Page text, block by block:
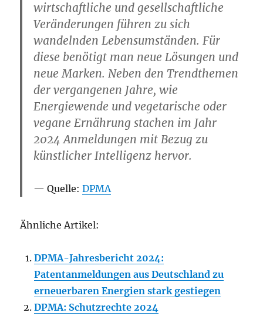
wirtschaftliche und gesellschaftliche
Veränderungen führen zu sich
wandelnden Lebensumständen. Für
diese benötigt man neue Lösungen und
neue Marken. Neben den Trendthemen
der vergangenen Jahre, wie
Energiewende und vegetarische oder
vegane Ernährung stachen im Jahr
2024 Anmeldungen mit Bezug zu
künstlicher Intelligenz hervor.
Quelle:DPMA
Ähnliche Artikel:
DPMA-Jahresbericht 2024:
Patentanmeldungen aus Deutschland zu
erneuerbaren Energien stark gestiegen
DPMA: Schutzrechte 2024